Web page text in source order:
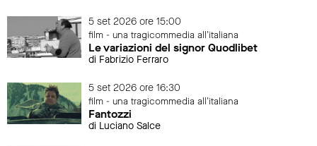
5 set 2026 ore 15:00
film - una tragicommedia all'italiana
Le variazioni del signor Quodlibet
di Fabrizio Ferraro
5 set 2026 ore 16:30
film - una tragicommedia all'italiana
Fantozzi
di Luciano Salce